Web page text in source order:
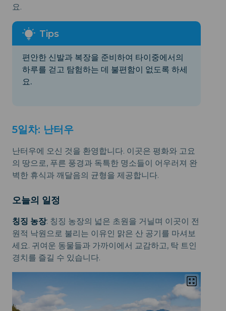
요.
편안한 신발과 복장을 준비하여 타이중에서의
하루를 걷고 탐험하는 데 불편함이 없도록 하세
요.
5일차: 난터우
난터우에 오신 것을 환영합니다. 이곳은 평화와 고요
의 땅으로, 푸른 풍경과 독특한 명소들이 어우러져 완
벽한 휴식과 깨달음의 균형을 제공합니다.
오늘의 일정
칭징 농장: 칭징 농장의 넓은 초원을 거닐며 이곳이 전
원적 낙원으로 불리는 이유인 맑은 산 공기를 마셔보
세요. 귀여운 동물들과 가까이에서 교감하고, 탁 트인
경치를 즐길 수 있습니다.